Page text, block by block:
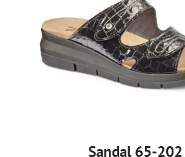
Sandal 65-202